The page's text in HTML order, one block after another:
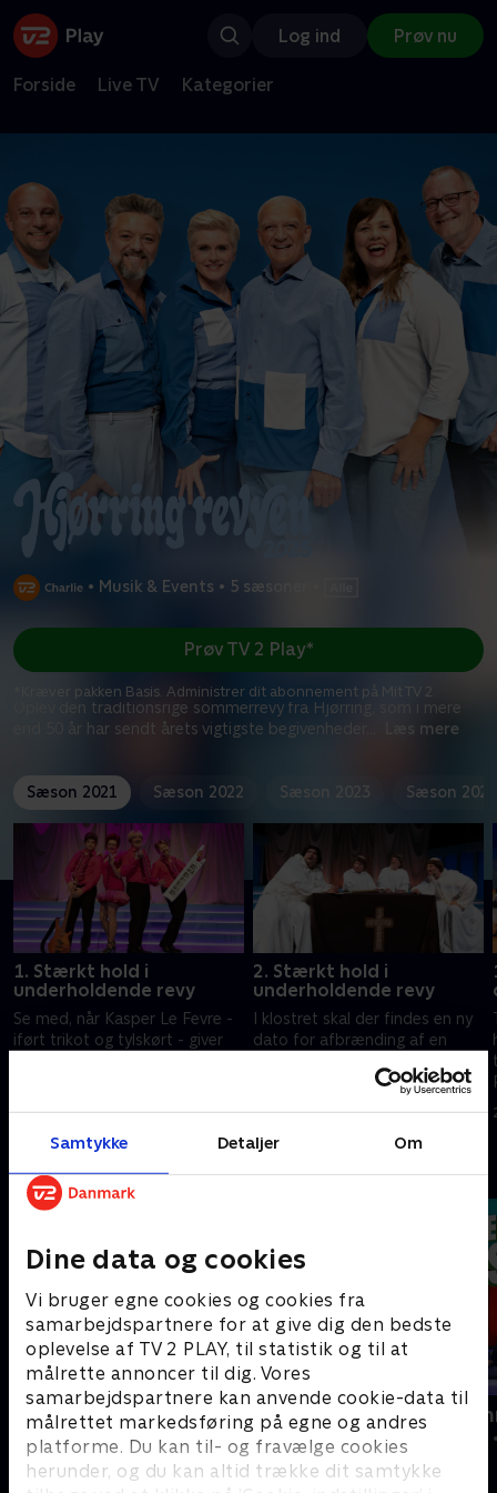
Samtykke Detaljer Om
Dine data og cookies
Vi bruger egne cookies og cookies fra
samarbejdspartnere for at give dig den bedste
oplevelse af TV 2 PLAY, til statistik og til at
målrette annoncer til dig. Vores
samarbejdspartnere kan anvende cookie-data til
målrettet markedsføring på egne og andres
platforme. Du kan til- og fravælge cookies
herunder, og du kan altid trække dit samtykke
Log ind Prøv nu
Forside Live TV Kategorier
• Musik & Events • 5 sæsoner
Oplev den traditionsrige sommerrevy fra Hjørring, som i mere
end 50 år har sendt årets vigtigste begivenheder
Læs mere
Prøv TV 2 Play*
*Kræver pakken Basis. Administrer dit abonnement på Mit TV 2.
Sæson 2021 Sæson 2022 Sæson 2023 Sæson 2024
1. Stærkt hold i
underholdende revy
Se med, når Kasper Le Fevre -
iført trikot og tylskørt - giver
8. december 2021 • 64 min
2. Stærkt hold i
underholdende revy
I klostret skal der findes en ny
dato for afbrænding af en
broder Henning. Og så kommer
8. december 2021 • 65 min
Andre så også
Cirkusrevyen
Musik & Events • 2 sæsoner
Odense
Musik & Events